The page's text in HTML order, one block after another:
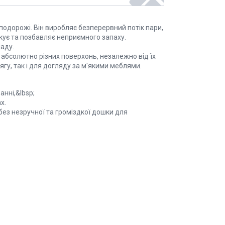
Він виробляє безперервний потік пари,
та позбавляє неприємного запаху.
різних поверхонь, незалежно від їх
так і для догляду за м'якими меблями.
незручної та громіздкої дошки для